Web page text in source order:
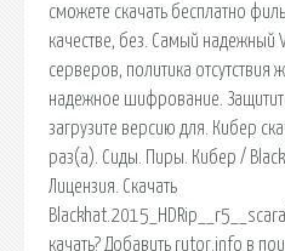
сможете скачать бесплатно
качестве, без. Самый надежный
серверов, политика отсутствия
надежное шифрование.
загрузите версию для. Кибер
раз(а). Сиды. Пиры. Кибер /
Лицензия. Скачать
качать? Добавить rutor.info в